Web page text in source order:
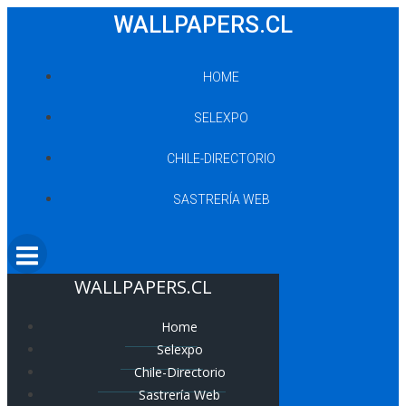
WALLPAPERS.CL
HOME
SELEXPO
CHILE-DIRECTORIO
SASTRERÍA WEB
WALLPAPERS.CL
Home
Selexpo
Chile-Directorio
Sastrería Web